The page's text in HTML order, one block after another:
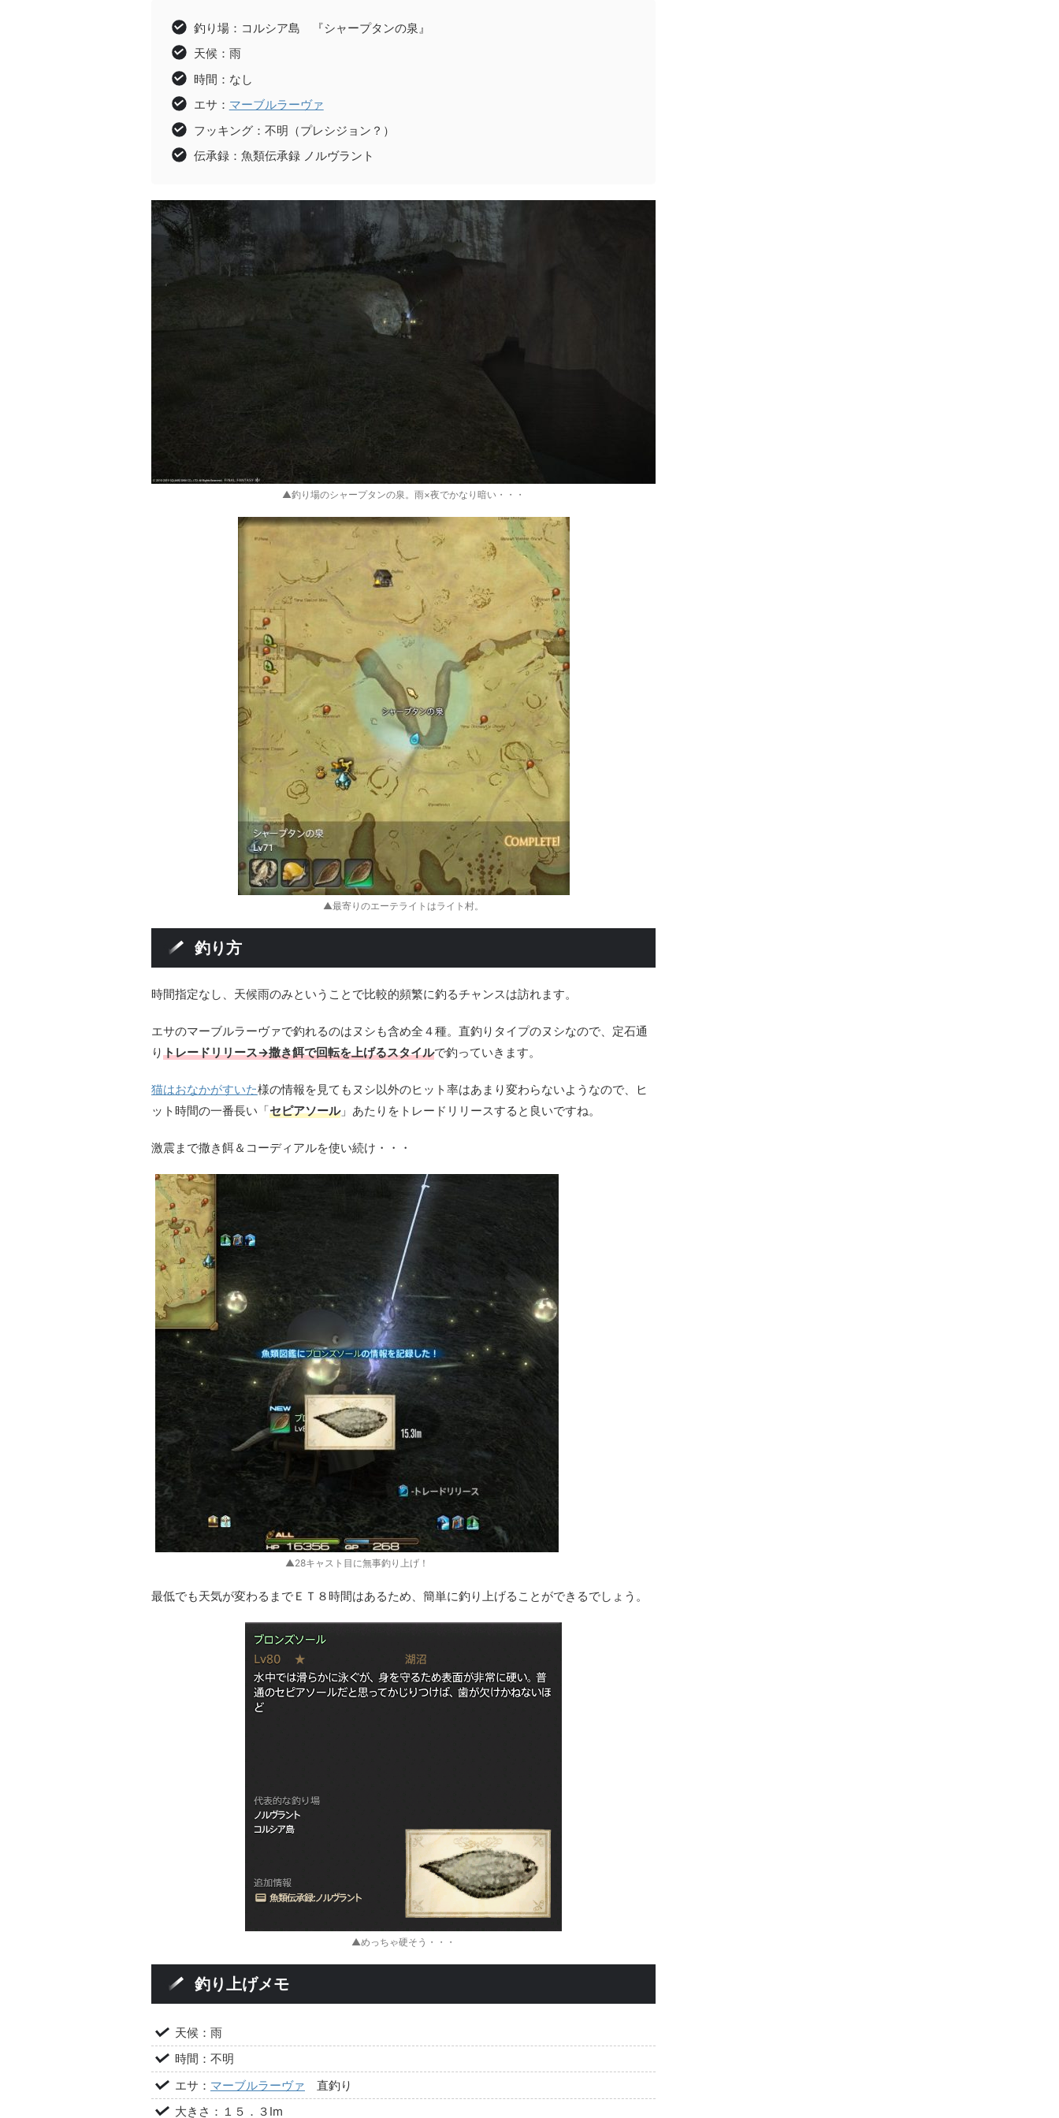
釣り場：コルシア島 『シャープタンの泉』
天候：雨
時間：なし
エサ： マーブルラーヴァ
フッキング：不明（プレシジョン？）
伝承録：魚類伝承録 ノルヴラント
▲釣り場のシャープタンの泉。雨×夜でかなり暗い・・・
▲最寄りのエーテライトはライト村。
釣り方
時間指定なし、天候雨のみということで比較的頻繁に釣るチャンスは訪れます。
エサのマーブルラーヴァで釣れるのはヌシも含め全４種。直釣りタイプのヌシなので、定石通
りトレードリリース→撒き餌で回転を上げるスタイルで釣っていきます。
猫はおなかがすいた様の情報を見てもヌシ以外のヒット率はあまり変わらないようなので、ヒ
ット時間の一番長い「セピアソール」あたりをトレードリリースすると良いですね。
激震まで撒き餌＆コーディアルを使い続け・・・
▲28キャスト目に無事釣り上げ！
最低でも天気が変わるまでＥＴ８時間はあるため、簡単に釣り上げることができるでしょう。
▲めっちゃ硬そう・・・
釣り上げメモ
天候：雨
時間：不明
エサ： マーブルラーヴァ 直釣り
大きさ：１５．３Im